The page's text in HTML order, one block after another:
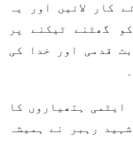
کار لائیں اور یہ
گھٹنے ٹیکنے پر
قدمی اور خدا کی
ہتھیاروں کا
رہبر نے ہمیشہ